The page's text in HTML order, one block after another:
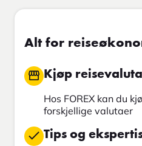
Alt for
Kjøp reisevaluta
Hos FOREX kan du
forskjellige valutaer
Tips og